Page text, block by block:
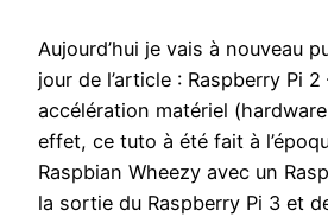
Aujourd’hui je vais à nouveau
jour de l’article : Raspberry Pi 2
accélération matériel
effet, ce tuto à été fait à
Raspbian Wheezy avec un
la sortie du Raspberry Pi 3 et